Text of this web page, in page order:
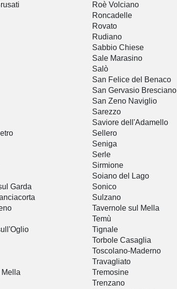
Garda
Roè Volciano
Roncadelle
Rovato
Rudiano
Sabbio Chiese
Sale Marasino
Salò
San Felice del Benaco
San Gervasio Bresciano
San Zeno Naviglio
Sarezzo
Saviore dell'Adamello
Sellero
Seniga
Serle
Sirmione
Soiano del Lago
Sonico
Sulzano
Tavernole sul Mella
Temù
Tignale
Torbole Casaglia
Toscolano-Maderno
Travagliato
Tremosine
Trenzano